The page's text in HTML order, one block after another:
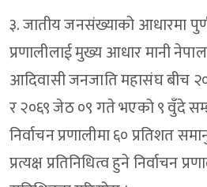
३. जातीय जनसंख्याको आधारमा
प्रणालीलाई मुख्य आधार मानी
आदिवासी जनजाति महासंघ बीच
र २०६९ जेठ ०९ गते भएको ९ वुँदे
निर्वाचन प्रणालीमा ६० प्रतिशत
प्रत्यक्ष प्रतिनिधित्व हुने निर्वाचन